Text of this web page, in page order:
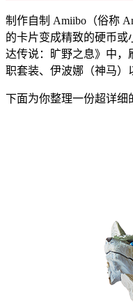
制作自制 Amiibo（俗称
的卡片变成精致的硬币
达传说：旷野之息》中，
职套装、伊波娜（神马）
下面为你整理一份超详细